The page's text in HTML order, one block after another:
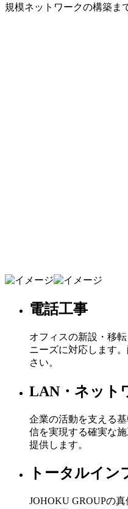
規模ネットワークの構築ま
電話工事
オフィスの新設・移
ニーズに対応します
さい。
LAN・ネット
企業の活動を支える
信を実現する確実な
提供します。
トータルイン
JOHOKU GROUPの